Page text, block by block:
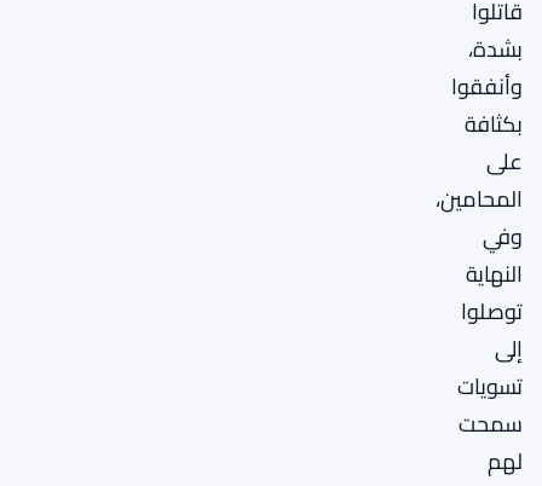
قاتلوا
بشدة،
وأنفقوا
بكثافة
على
المحامين،
وفي
النهاية
توصلوا
إلى
تسويات
سمحت
لهم